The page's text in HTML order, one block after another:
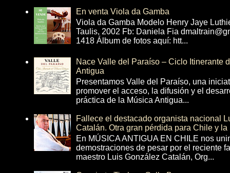
En venta Viola da Gamba
Viola da Gamba Modelo Henry Jaye
Taulis, 2002 Fb: Daniela Fia
1418 Álbum de fotos aquí: htt...
Nace Valle del Paraíso – Ciclo Itinerante
Antigua
Presentamos Valle del Paraíso, una
promover el acceso, la difusión y el
práctica de la Música Antigua...
Fallece el destacado organista nacional
Catalán. Otra gran pérdida para Chile y la
En MÚSICA ANTIGUA EN CHILE nos
demostraciones de pesar por el reciente
maestro Luis González Catalán, Org...